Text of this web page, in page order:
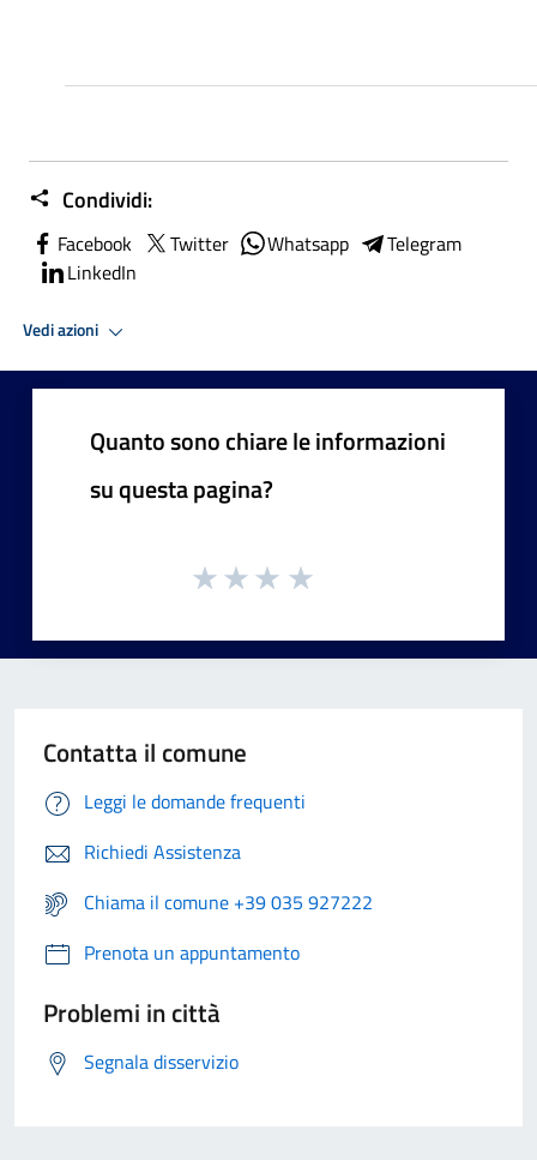
Condividi:
Facebook Twitter Whatsapp
Telegram
LinkedIn
Vedi azioni
Quanto sono chiare le informazioni
su questa pagina?
Contatta il comune
Leggi le domande frequenti
Richiedi Assistenza
Chiama il comune +39 035 927222
Prenota un appuntamento
Problemi in città
Segnala disservizio